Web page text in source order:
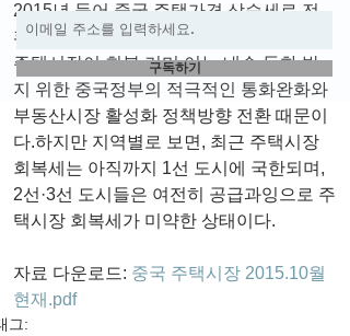
2015년 들어 중국 주택가격 상승세로 전
환, 주택판매도 증가세로 전환하면서 중국
주택시장이 회복 기미.이는 내수 둔화 방
지 위한 중국정부의 적극적인 통화완화와
부동산시장 활성화 정책방향 전환 때문이
다.하지만 지역별로 보면, 최근 주택시장
회복세는 아직까지 1선 도시에 국한되며,
2선·3선 도시들은 여전히 공급과잉으로 주
택시장 회복세가 미약한 상태이다.
자료 다운로드: 중국 주택시장 2015.10월
현재.pdf
그:
구독하기